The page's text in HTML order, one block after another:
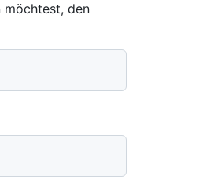
möchtest, den